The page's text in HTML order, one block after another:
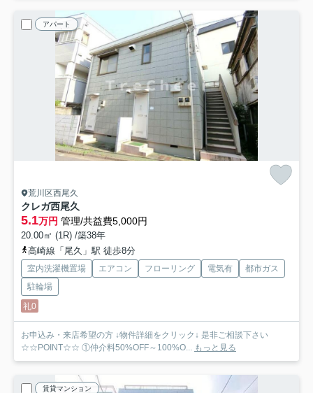
アパート
荒川区西尾久
クレガ西尾久
5.1万円 管理/共益費5,000円
20.00㎡ (1R) /築38年
高崎線「尾久」駅 徒歩8分
室内洗濯機置場 エアコン フローリング 電気有
都市ガス
駐輪場
礼0
お申込み・来店希望の方 ↓物件詳細をクリック↓ 是非ご相談下さい
☆☆POINT☆☆ ①仲介料50%OFF～100%O...
もっと見る
賃貸マンション